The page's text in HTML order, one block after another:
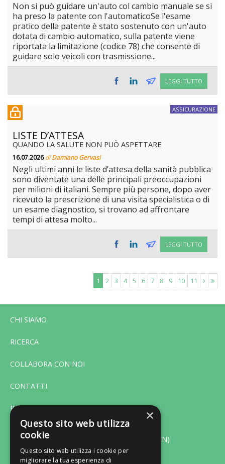
Non si può guidare un'auto col cambio manuale se si
ha preso la patente con l'automaticoSe l'esame
pratico della patente è stato sostenuto con un'auto
dotata di cambio automatico, sulla patente viene
riportata la limitazione (codice 78) che consente di
guidare solo veicoli con trasmissione...
LEGGI TUTTO
ASSICURAZIONE
LISTE D’ATTESA
QUANDO LA SALUTE NON PUÒ ASPETTARE
16.07.2026diDamiano Gervasi
Negli ultimi anni le liste d’attesa della sanità pubblica
sono diventate una delle principali preoccupazioni
per milioni di italiani. Sempre più persone, dopo aver
ricevuto la prescrizione di una visita specialistica o di
un esame diagnostico, si trovano ad affrontare
tempi di attesa molto...
LEGGI TUTTO
1 2 3 4 5 6 7 8 9 10 11
CHI SIAMO
RICERCA
COLLABORA CON NOI
CONTATTI
PRIVACY
Via F. Bonfiglio 33 - 46042 Castel Goffredo (MN)
Tel. 0376-775130 - Fax 0376-770151
×
Questo sito web utilizza
cookie
Questo sito web utilizza i cookie per
migliorare la tua esperienza di